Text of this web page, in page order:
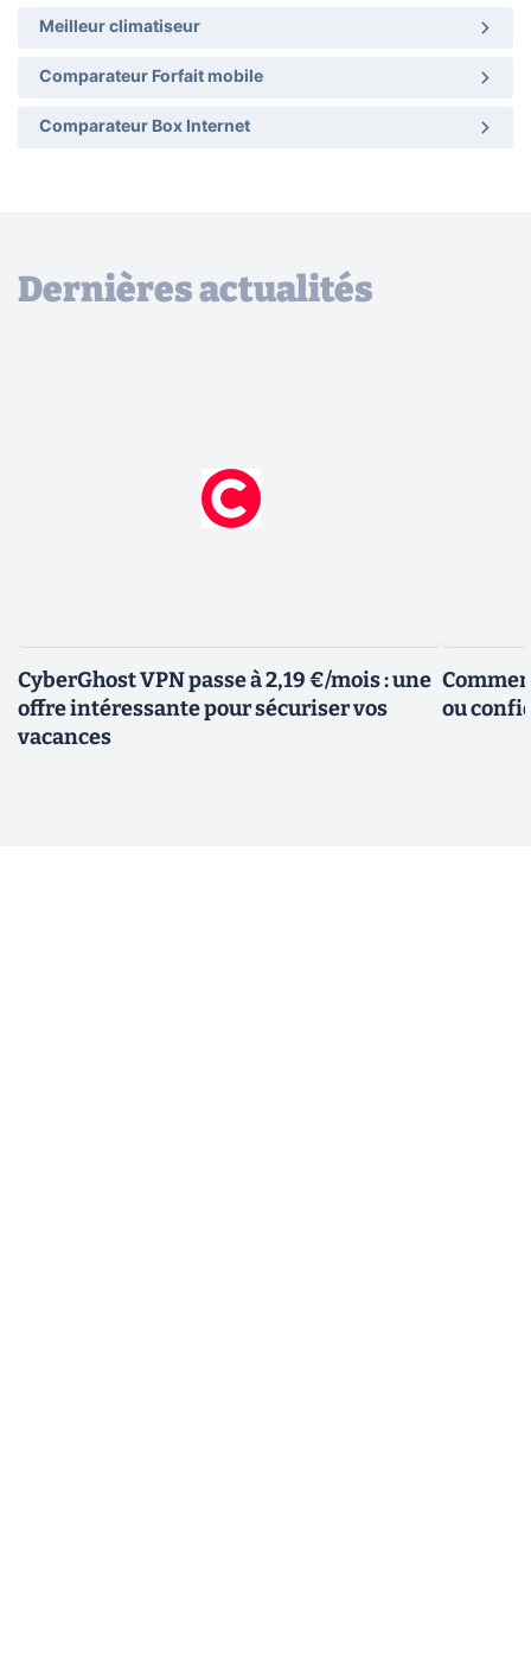
Meilleur climatiseur
Comparateur Forfait mobile
Comparateur Box Internet
Dernières actualités
CyberGhost VPN passe à 2,19 €/mois : une
offre intéressante pour sécuriser vos
vacances
ou